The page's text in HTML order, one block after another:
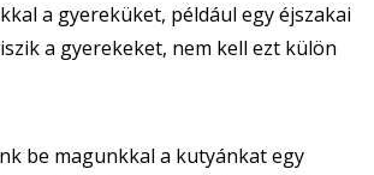
a gyereküket, például egy éjszakai
a gyerekeket, nem kell ezt külön
be magunkkal a kutyánkat egy